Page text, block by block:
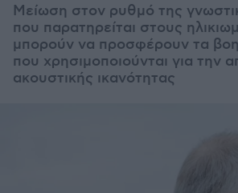
Μείωση στον ρυθμό της
που παρατηρείται στους
μπορούν να προσφέρουν τα
που χρησιμοποιούνται για την
ακουστικής ικανότητας